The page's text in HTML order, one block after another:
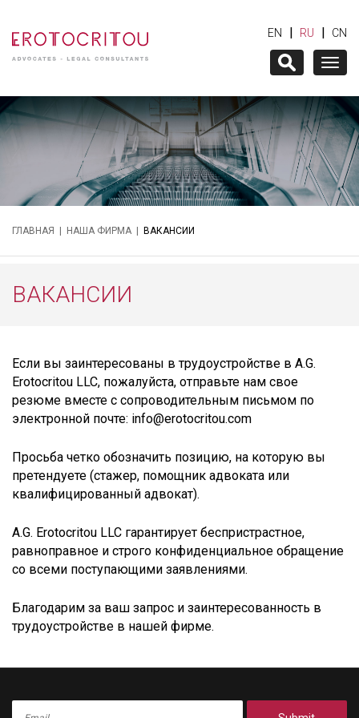
EN | RU | CN
ГЛАВНАЯ | НАША ФИРМА | ВАКАНСИИ
ВАКАНСИИ
Если вы заинтересованы в трудоустройстве в A.G.
Erotocritou LLC, пожалуйста, отправьте нам свое
резюме вместе с сопроводительным письмом по
электронной почте: info@erotocritou.com
Просьба четко обозначить позицию, на которую вы
претендуете (стажер, помощник адвоката или
квалифицированный адвокат).
A.G. Erotocritou LLC гарантирует беспристрастное,
равноправное и строго конфиденциальное обращение
со всеми поступающими заявлениями.
Благодарим за ваш запрос и заинтересованность в
трудоустройстве в нашей фирме.